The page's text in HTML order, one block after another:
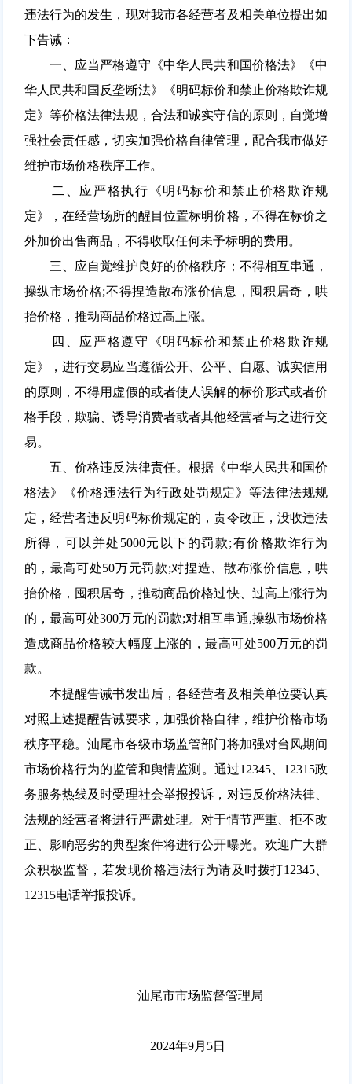
违法行为的发生，现对我市各经营者及相关单位提出如
下告诫：
一、应当严格遵守《中华人民共和国价格法》《中
华人民共和国反垄断法》《明码标价和禁止价格欺诈规
定》等价格法律法规，合法和诚实守信的原则，自觉增
强社会责任感，切实加强价格自律管理，配合我市做好
维护市场价格秩序工作。
二、应严格执行《明码标价和禁止价格欺诈规
定》，在经营场所的醒目位置标明价格，不得在标价之
外加价出售商品，不得收取任何未予标明的费用。
三、应自觉维护良好的价格秩序；不得相互串通，
操纵市场价格;不得捏造散布涨价信息，囤积居奇，哄
抬价格，推动商品价格过高上涨。
四、应严格遵守《明码标价和禁止价格欺诈规
定》，进行交易应当遵循公开、公平、自愿、诚实信用
的原则，不得用虚假的或者使人误解的标价形式或者价
格手段，欺骗、诱导消费者或者其他经营者与之进行交
易。
五、价格违反法律责任。根据《中华人民共和国价
格法》《价格违法行为行政处罚规定》等法律法规规
定，经营者违反明码标价规定的，责令改正，没收违法
所得，可以并处5000元以下的罚款;有价格欺诈行为
的，最高可处50万元罚款;对捏造、散布涨价信息，哄
抬价格，囤积居奇，推动商品价格过快、过高上涨行为
的，最高可处300万元的罚款;对相互串通,操纵市场价格
造成商品价格较大幅度上涨的，最高可处500万元的罚
款。
本提醒告诫书发出后，各经营者及相关单位要认真
对照上述提醒告诫要求，加强价格自律，维护价格市场
秩序平稳。汕尾市各级市场监管部门将加强对台风期间
市场价格行为的监管和舆情监测。通过12345、12315政
务服务热线及时受理社会举报投诉，对违反价格法律、
法规的经营者将进行严肃处理。对于情节严重、拒不改
正、影响恶劣的典型案件将进行公开曝光。欢迎广大群
众积极监督，若发现价格违法行为请及时拨打12345、
12315电话举报投诉。
汕尾市市场监督管理局
2024年9月5日